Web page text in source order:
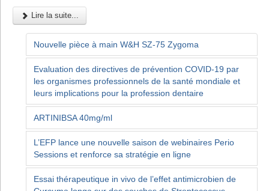
Lire la suite...
Nouvelle pièce à main W&H SZ-75 Zygoma
Evaluation des directives de prévention COVID-19 par
les organismes professionnels de la santé mondiale et
leurs implications pour la profession dentaire
ARTINIBSA 40mg/ml
L’EFP lance une nouvelle saison de webinaires Perio
Sessions et renforce sa stratégie en ligne
Essai thérapeutique in vivo de l’effet antimicrobien de